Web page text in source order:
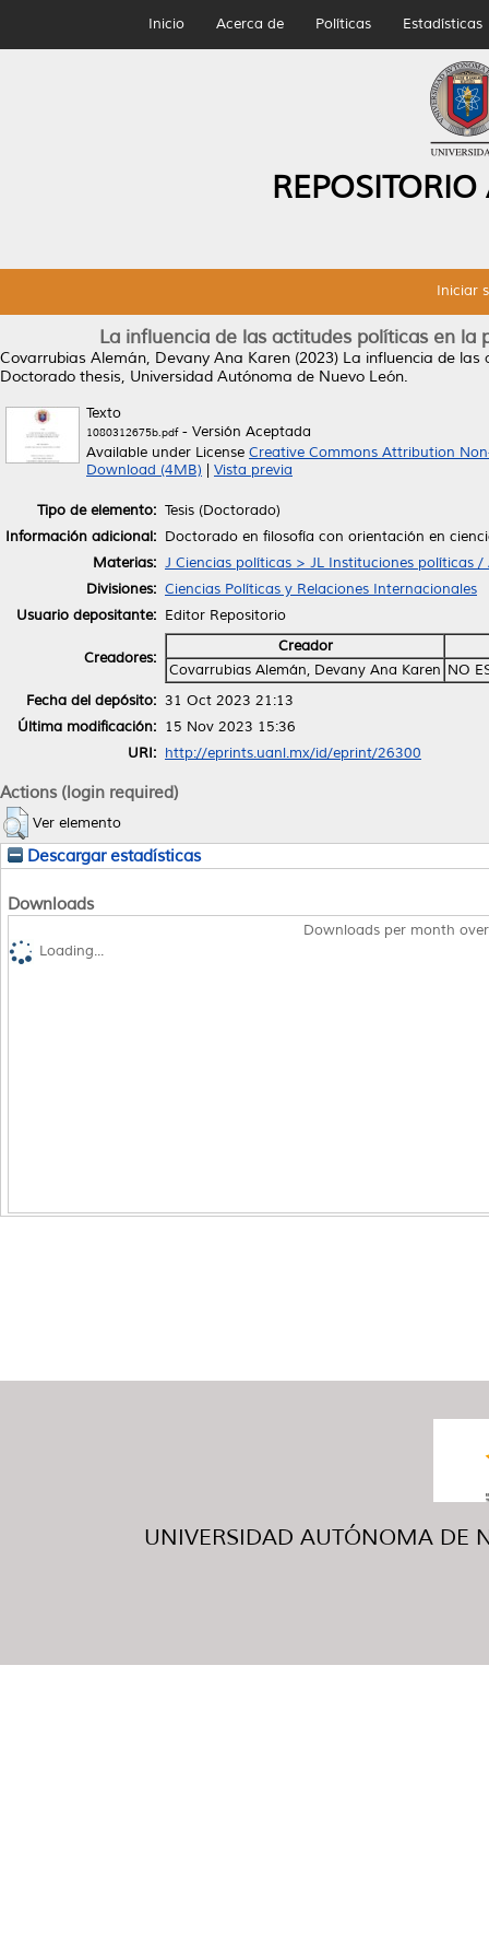
Inicio Acerca de Políticas Estadísticas
Iniciar
La influencia de las actitudes políticas en la
Covarrubias Alemán, Devany Ana Karen (2023) La influencia de las
Doctorado thesis, Universidad Autónoma de Nuevo León.
Texto
1080312675b.pdf- Versión Aceptada
Available under License Creative Commons Attribution
Download (4MB)
Vista previa
Tipo de elemento: Tesis (Doctorado)
Información adicional: Doctorado en filosofía con orientación en
Materias: J Ciencias políticas > JL Instituciones políticas
Divisiones: Ciencias Políticas y Relaciones Internacionales
Usuario depositante: Editor Repositorio
Creadores:
Creador
Covarrubias Alemán, Devany Ana Karen NO
Fecha del depósito: 31 Oct 2023 21:13
Última modificación: 15 Nov 2023 15:36
URI: http://eprints.uanl.mx/id/eprint/26300
Actions (login required)
Ver elemento
Descargar estadísticas
Downloads
Downloads per month
Loading...
UNIVERSIDAD AUTÓNOMA DE